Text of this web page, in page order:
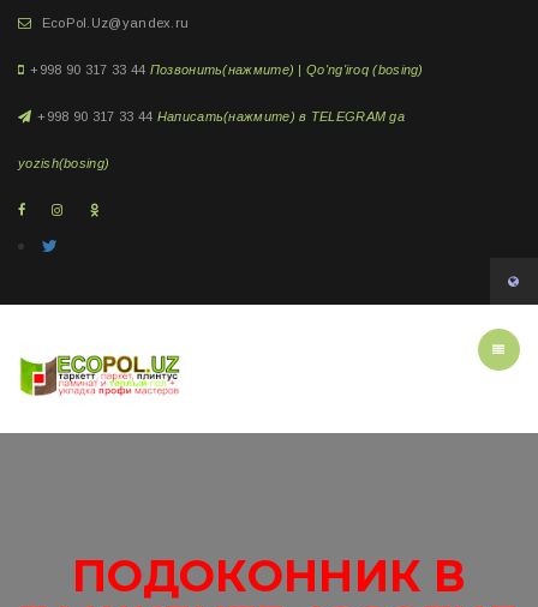
EcoPol.Uz@yandex.ru
+998 90 317 33 44 Позвонить(нажмите) | Qo'ng'iroq (bosing)
+998 90 317 33 44 Написать(нажмите) в TELEGRAM ga
yozish(bosing)
ПОДОКОННИК В